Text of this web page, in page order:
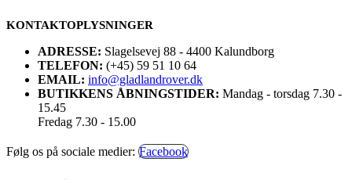
KONTAKTOPLYSNINGER
ADRESSE: Slagelsevej 88 - 4400 Kalundborg
TELEFON: (+45) 59 51 10 64
EMAIL: info@gladlandrover.dk
BUTIKKENS ÅBNINGSTIDER: Mandag - torsdag 7.30 -
15.45
Fredag 7.30 - 15.00
Følg os på sociale medier: Facebook